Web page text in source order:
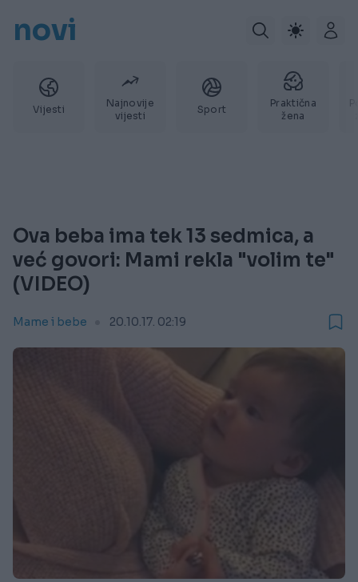
novi
Vijesti
Najnovije
vijesti
Sport
Praktična
žena
Ova beba ima tek 13 sedmica, a
već govori: Mami rekla "volim te"
(VIDEO)
Mame i bebe 20.10.17. 02:19